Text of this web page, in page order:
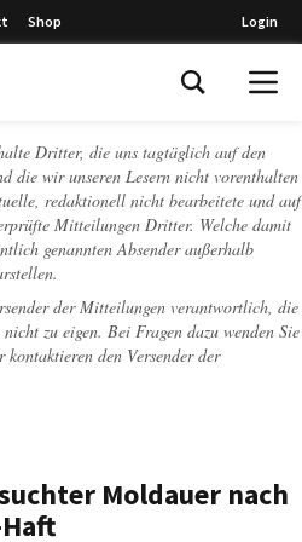
Shop Login
Dritter, die uns tagtäglich auf den
die wir unseren Lesern nicht vorenthalten
redaktionell nicht bearbeitete und auf
Mitteilungen Dritter. Welche damit
genannten Absender außerhalb
der Mitteilungen verantwortlich, die
zu eigen. Bei Fragen dazu wenden Sie
kontaktieren den Versender der
Moldauer nach